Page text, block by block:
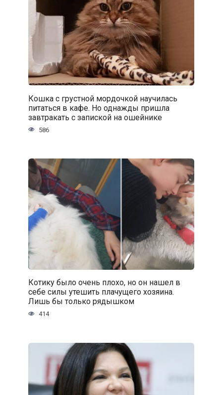
Кошка с грустной мордочкой научилась
питаться в кафе. Но однажды пришла
завтракать с запиской на ошейнике
586
Котику было очень плохо, но он нашел в
себе силы утешить плачущего хозяина.
Лишь бы только рядышком
414